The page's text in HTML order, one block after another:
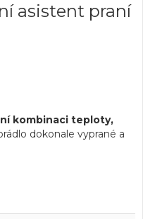
asistent praní
kombinaci teploty,
dokonale vyprané a